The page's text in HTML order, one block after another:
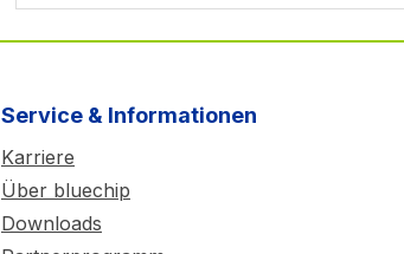
Service & Informationen
Karriere
Über bluechip
Downloads